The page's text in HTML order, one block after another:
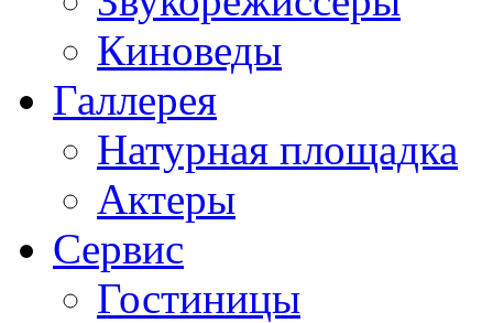
Киноведы
Галлерея
Натурная площадка
Актеры
Сервис
Гостиницы